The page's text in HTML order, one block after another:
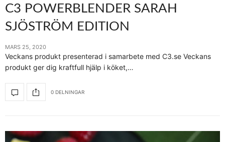
C3 POWERBLENDER SARAH
SJÖSTRÖM EDITION
MARS 25, 2020
Veckans produkt presenterad i samarbete med C3.se Veckans
produkt ger dig kraftfull hjälp i köket,…
0 DELNINGAR